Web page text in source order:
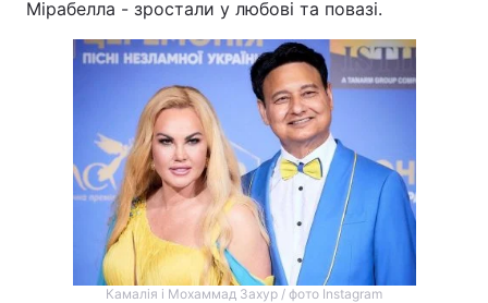
Мірабелла - зростали у любові та повазі.
Камалія і Мохаммад Захур / фото Instagram